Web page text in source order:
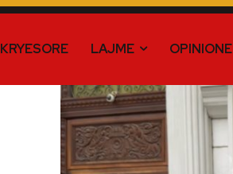
KRYESORE LAJME OPINIONE